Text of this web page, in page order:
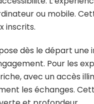
ou mobile.
inscrits.
dès le départ
Pour les
avec un accès
les échanges.